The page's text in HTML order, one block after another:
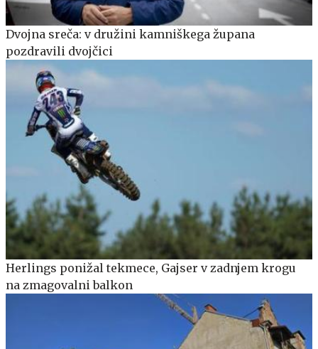
Dvojna sreča: v družini kamniškega župana
pozdravili dvojčici
Herlings ponižal tekmece, Gajser v zadnjem krogu
na zmagovalni balkon